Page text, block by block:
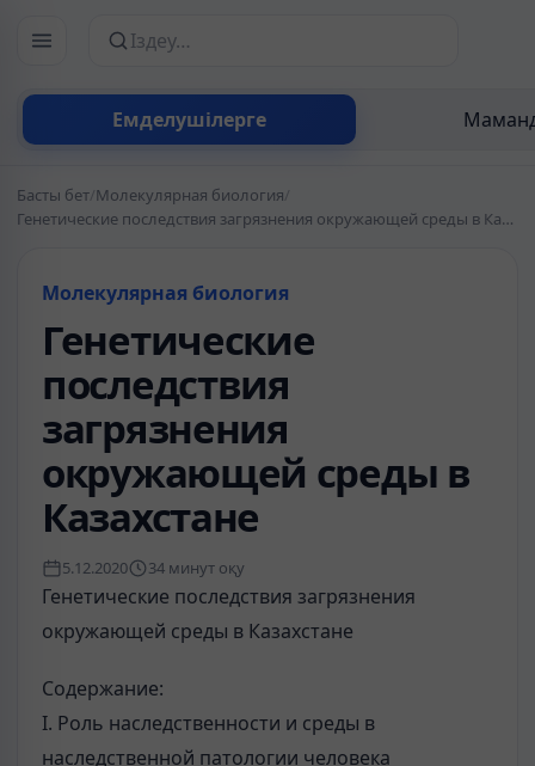
Емделушілерге
Сайттан іздеу
Басты бет/Молекулярная биология/
Генетические последствия загрязнения окружающей среды в Казахстане
Молекулярная биология
Генетические
последствия
загрязнения
окружающей среды в
Казахстане
5.12.2020 34 минут оқу
Генетические последствия загрязнения
окружающей среды в Казахстане
Содержание:
I. Роль наследственности и среды в
наследственной патологии человека